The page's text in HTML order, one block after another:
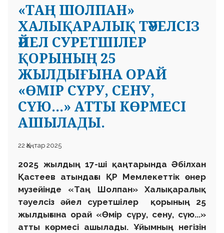
«ТАҢ ШОЛПАН»
ХАЛЫҚАРАЛЫҚ ТӘУЕЛСІЗ
ӘЙЕЛ СУРЕТШІЛЕР
ҚОРЫНЫҢ 25
ЖЫЛДЫҒЫНА ОРАЙ
«ӨМІР СҮРУ, СЕНУ,
СҮЮ...» АТТЫ КӨРМЕСІ
АШЫЛАДЫ.
22 Қаңтар 2025
2025 жылдың 17-ші қаңтарында Әбілхан
Қастеев атындағы ҚР Мемлекеттік өнер
музейінде «Таң Шолпан» Халықаралық
тәуелсіз әйел суретшілер қорының 25
жылдығына орай «Өмір сүру, сену, сүю...»
атты көрмесі ашылады. Ұйымның негізін